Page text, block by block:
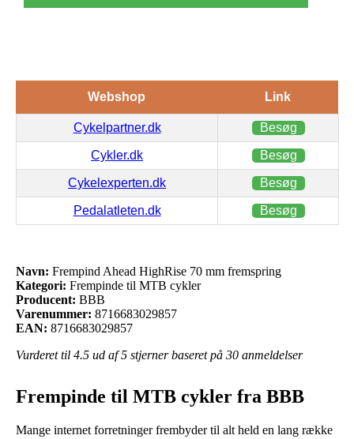
Webshop Link
Cykelpartner.dk Besøg
Cykler.dk Besøg
Cykelexperten.dk Besøg
Pedalatleten.dk Besøg
Navn: Frempind Ahead HighRise 70 mm fremspring
Kategori: Frempinde til MTB cykler
Producent: BBB
Varenummer: 8716683029857
EAN: 8716683029857
Vurderet til 4.5 ud af 5 stjerner baseret på 30 anmeldelser
Frempinde til MTB cykler fra BBB
Mange internet forretninger frembyder til alt held en lang række